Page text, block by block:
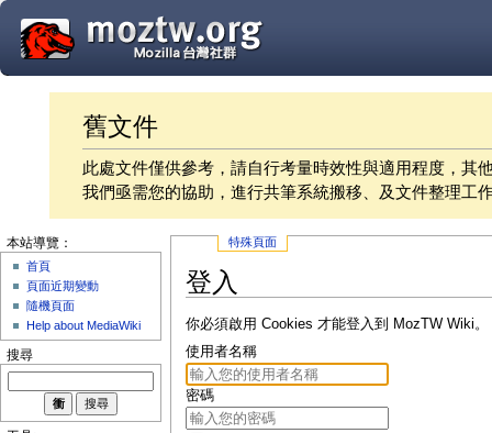
舊文件
此處文件僅供參考，請自行考量時效性與適用程度，其
我們亟需您的協助，進行共筆系統搬移、及文件整理工
特殊頁面
登入
你必須啟用 Cookies 才能登入到 MozTW Wiki。
使用者名稱
密碼
本站導覽：
首頁
頁面近期變動
隨機頁面
Help about MediaWiki
搜尋